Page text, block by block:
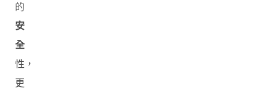
的
安
全
性，
更